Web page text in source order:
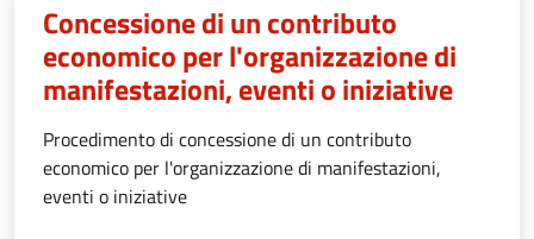
Concessione di un contributo
economico per l'organizzazione di
manifestazioni, eventi o iniziative
Procedimento di concessione di un contributo
economico per l'organizzazione di manifestazioni,
eventi o iniziative